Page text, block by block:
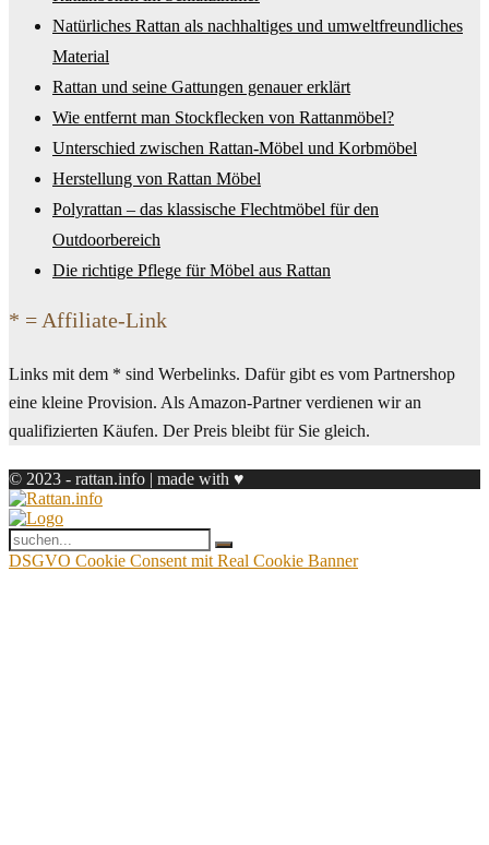
Natürliches Rattan als nachhaltiges und umweltfreundliches
Material
Rattan und seine Gattungen genauer erklärt
Wie entfernt man Stockflecken von Rattanmöbel?
Unterschied zwischen Rattan-Möbel und Korbmöbel
Herstellung von Rattan Möbel
Polyrattan – das klassische Flechtmöbel für den
Outdoorbereich
Die richtige Pflege für Möbel aus Rattan
* = Affiliate-Link
Links mit dem * sind Werbelinks. Dafür gibt es vom Partnershop
eine kleine Provision. Als Amazon-Partner verdienen wir an
qualifizierten Käufen. Der Preis bleibt für Sie gleich.
© 2023 - rattan.info | made with ♥
DSGVO Cookie Consent mit Real Cookie Banner